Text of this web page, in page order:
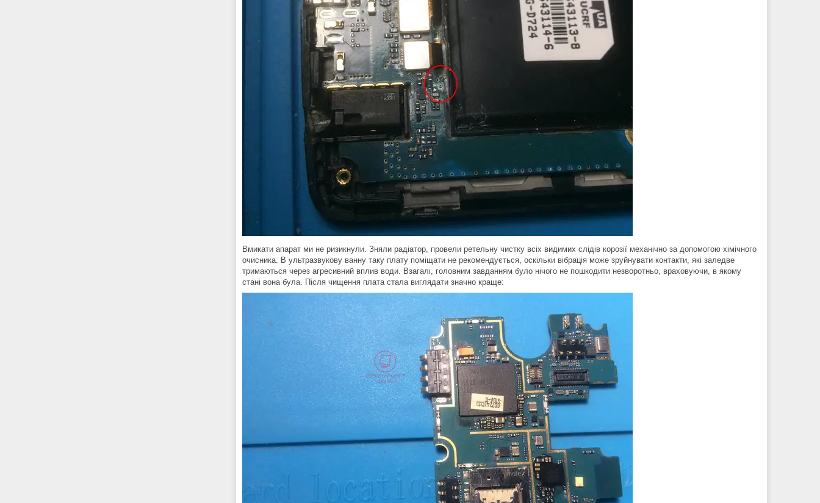
Вмикати апарат ми не ризикнули. Зняли радіатор, провели ретельну чистку всіх видимих слідів корозії механічно за допомогою хімічного
очисника. В ультразвукову ванну таку плату поміщати не рекомендується, оскільки вібрація може зруйнувати контакти, які заледве
тримаються через агресивний вплив води. Взагалі, головним завданням було нічого не пошкодити незворотньо, враховуючи, в якому
стані вона була. Після чищення плата стала виглядати значно краще: